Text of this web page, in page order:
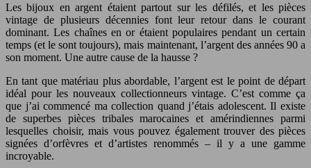
Les bijoux en argent étaient partout sur les défilés, et les pièces
vintage de plusieurs décennies font leur retour dans le courant
dominant. Les chaînes en or étaient populaires pendant un certain
temps (et le sont toujours), mais maintenant, l’argent des années 90 a
son moment. Une autre cause de la hausse ?
En tant que matériau plus abordable, l’argent est le point de départ
idéal pour les nouveaux collectionneurs vintage. C’est comme ça
que j’ai commencé ma collection quand j’étais adolescent. Il existe
de superbes pièces tribales marocaines et amérindiennes parmi
lesquelles choisir, mais vous pouvez également trouver des pièces
signées d’orfèvres et d’artistes renommés – il y a une gamme
incroyable.